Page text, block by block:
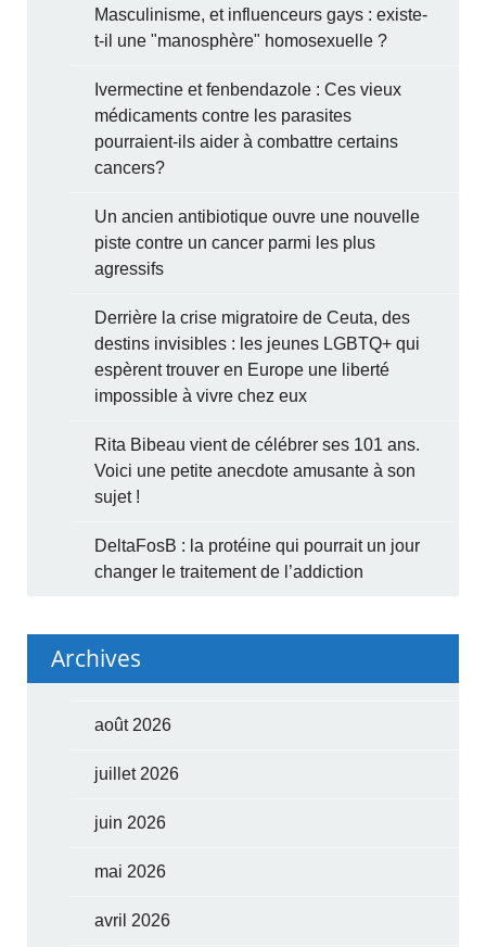
Masculinisme, et influenceurs gays : existe-
t-il une "manosphère" homosexuelle ?
Ivermectine et fenbendazole : Ces vieux
médicaments contre les parasites
pourraient-ils aider à combattre certains
cancers?
Un ancien antibiotique ouvre une nouvelle
piste contre un cancer parmi les plus
agressifs
Derrière la crise migratoire de Ceuta, des
destins invisibles : les jeunes LGBTQ+ qui
espèrent trouver en Europe une liberté
impossible à vivre chez eux
Rita Bibeau vient de célébrer ses 101 ans.
Voici une petite anecdote amusante à son
sujet !
DeltaFosB : la protéine qui pourrait un jour
changer le traitement de l’addiction
Archives
août 2026
juillet 2026
juin 2026
mai 2026
avril 2026